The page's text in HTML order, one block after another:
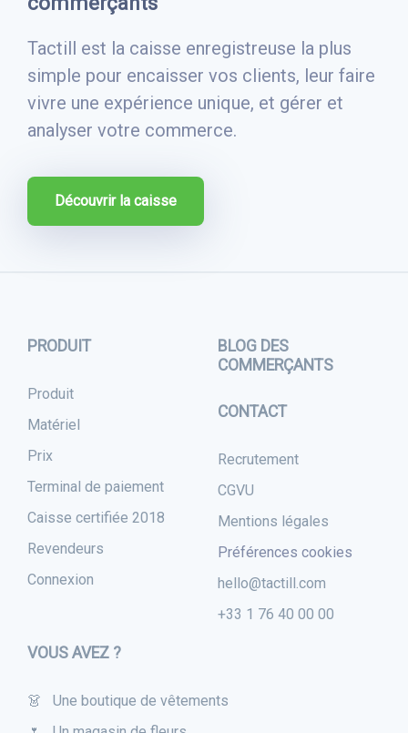
Tactill est la caisse enregistreuse la plus
simple pour encaisser vos clients, leur faire
vivre une expérience unique, et gérer et
analyser votre commerce.
Découvrir la caisse
PRODUIT
Produit
Matériel
Prix
Terminal de paiement
Caisse certifiée 2018
Revendeurs
Connexion
BLOG DES
COMMERÇANTS
CONTACT
Recrutement
CGVU
Mentions légales
Préférences cookies
hello@tactill.com
+33 1 76 40 00 00
VOUS AVEZ ?
👗 Une boutique de vêtements